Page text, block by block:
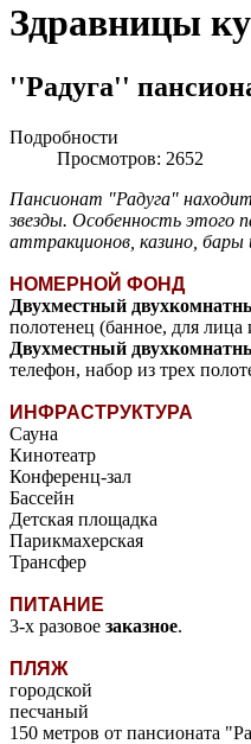
Здравницы
''Радуга''
Подробности
Просмотров: 2652
Пансионат "Радуга"
звезды. Особенность этого
аттракционов, казино,
НОМЕРНОЙ ФОНД
Двухместный
полотенец (банное, для
Двухместный
телефон, набор из трех
ИНФРАСТРУКТУРА
Сауна
Кинотеатр
Конференц-зал
Бассейн
Детская площадка
Парикмахерская
Трансфер
ПИТАНИЕ
3-х разовое заказное.
ПЛЯЖ
городской
песчаный
150 метров от пансионата